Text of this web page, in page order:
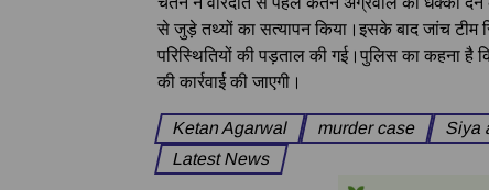
से जुड़े तथ्यों का सत्यापन किया।इसके बाद जांच टीम
परिस्थितियों की पड़ताल की गई।पुलिस का कहना है
की कार्रवाई की जाएगी।
Ketan Agarwal murder case Siya
Latest News